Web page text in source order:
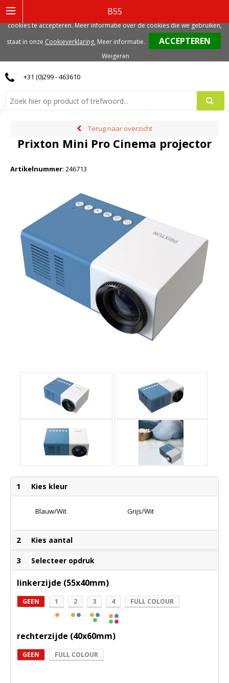
B55
0
+31 (0)299 - 463610
Terug naar overzicht
Prixton Mini Pro Cinema projector
Artikelnummer: 246713
1 Kies kleur
Blauw/Wit Grijs/Wit
2 Kies aantal
3 Selecteer opdruk
linkerzijde (55x40mm)
GEEN 1 2 3 4 FULL COLOUR
rechterzijde (40x60mm)
GEEN FULL COLOUR
gerelateerde cookies. Voor de beste gebruikerservaring, adviseren we deze
cookies te accepteren. Meer informatie over de cookies die we gebruiken,
staat in onze Cookieverklaring. Meer informatie.
Weigeren